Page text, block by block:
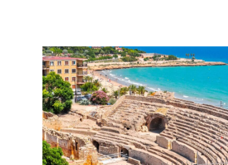
Ruta
amb
moto
de
Tarragona
a
Lleida,